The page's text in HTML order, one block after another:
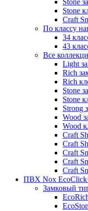
Stone
Stone
Craft
По классу
34
43
Все
Light
Rich
Rich
Stone
Stone
Strong
Wood
Wood
Craft
Craft
Craft
Craft
Craft
ПВХ Nox
Замковый